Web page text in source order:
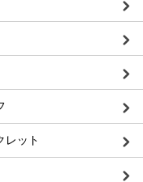
レット